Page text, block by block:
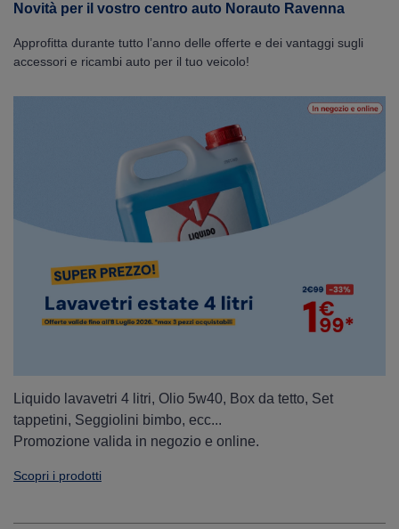
Novità per il vostro centro auto Norauto Ravenna
Approfitta durante tutto l’anno delle offerte e dei vantaggi sugli
accessori e ricambi auto per il tuo veicolo!
Liquido lavavetri 4 litri, Olio 5w40, Box da tetto, Set
tappetini, Seggiolini bimbo, ecc...
Promozione valida in negozio e online.
Scopri i prodotti